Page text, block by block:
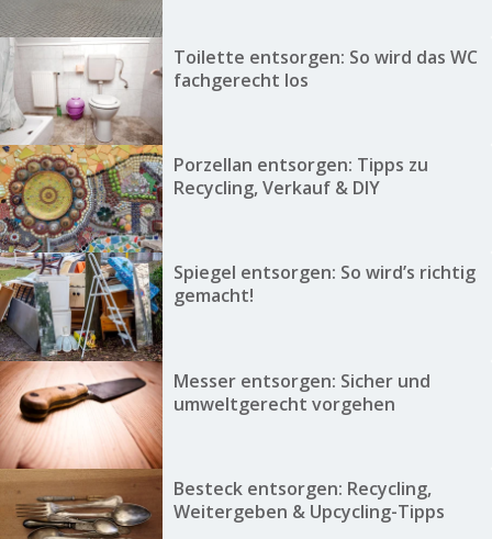
Toilette entsorgen: So wird das WC
fachgerecht los
Porzellan entsorgen: Tipps zu
Recycling, Verkauf & DIY
Spiegel entsorgen: So wird’s richtig
gemacht!
Messer entsorgen: Sicher und
umweltgerecht vorgehen
Besteck entsorgen: Recycling,
Weitergeben & Upcycling-Tipps